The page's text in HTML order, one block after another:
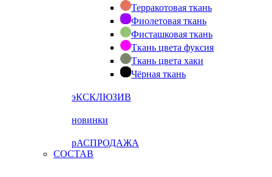
Терракотовая ткань
Фиолетовая ткань
Фисташковая ткань
Ткань цвета фуксия
Ткань цвета хаки
Чёрная ткань
эКСКЛЮЗИВ
новинки
рАСПРОДАЖА
СОСТАВ